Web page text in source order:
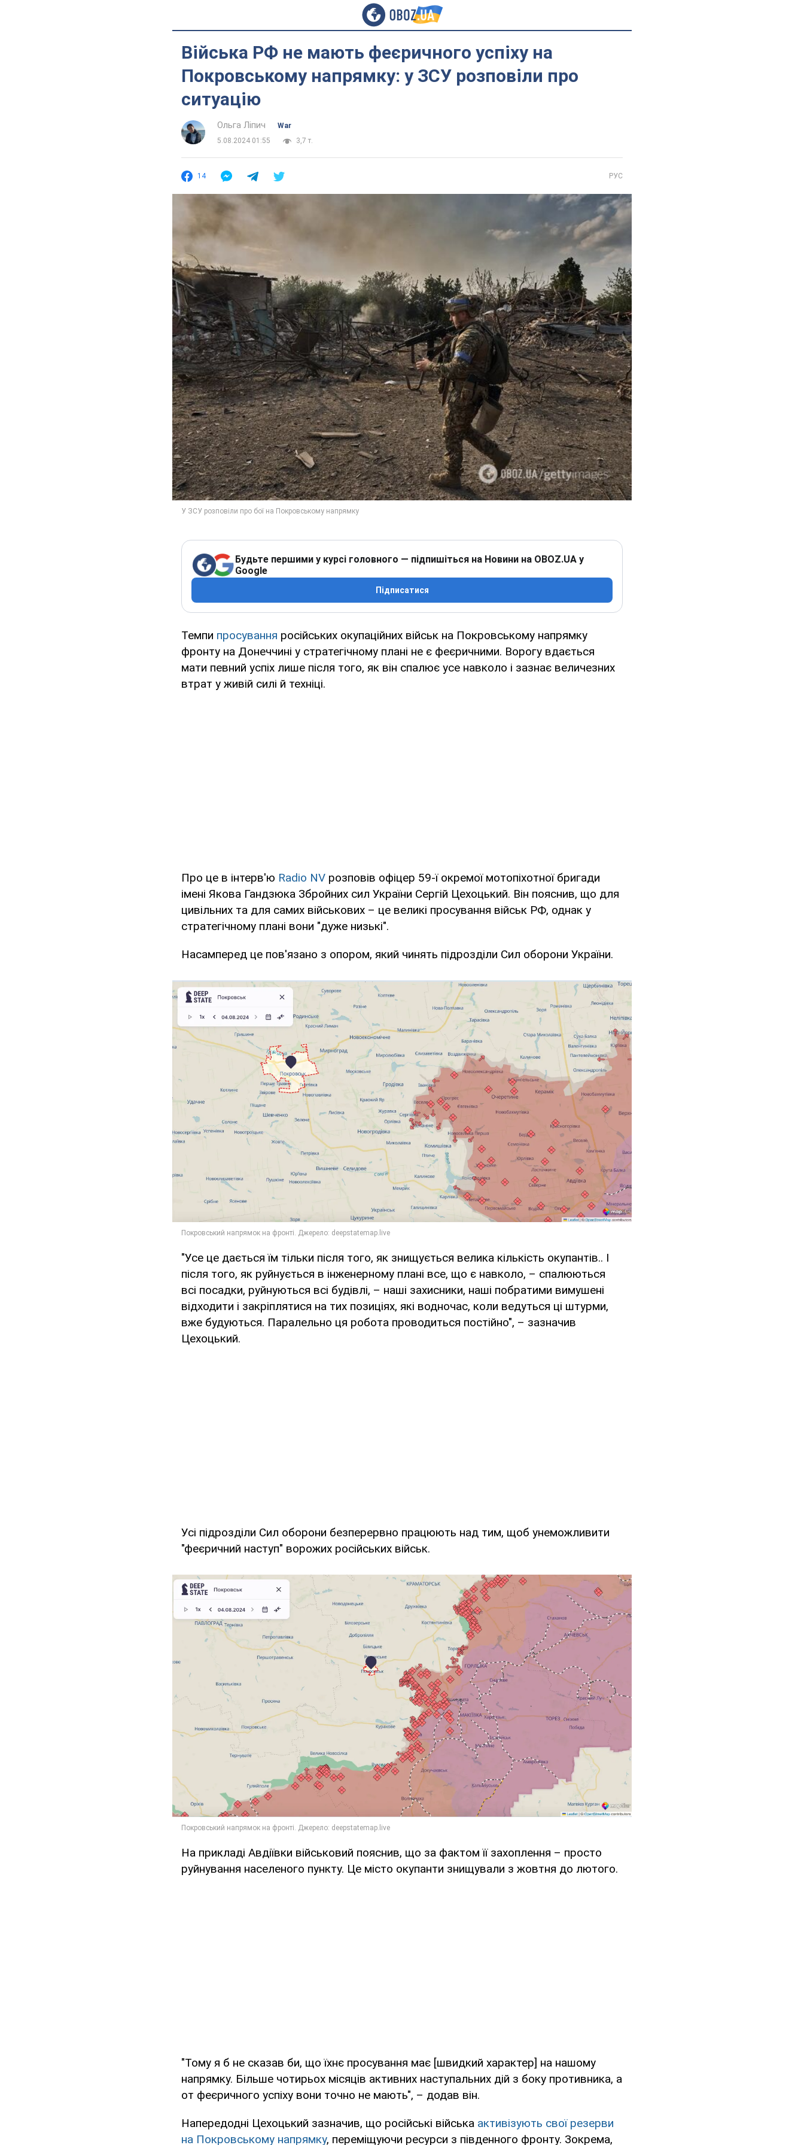
Війська РФ не мають феєричного успіху на
Покровському напрямку: у ЗСУ розповіли про
ситуацію
Ольга Ліпич
War
5.08.2024 01:55
3,7 т.
14 РУС
Будьте першими у курсі головного — підпишіться на Новини на OBOZ.UA у
Google
Підписатися
Темпи просування російських окупаційних військ на Покровському напрямку
фронту на Донеччині у стратегічному плані не є феєричними. Ворогу вдається
мати певний успіх лише після того, як він спалює усе навколо і зазнає величезних
втрат у живій силі й техніці.
Про це в інтерв'ю Radio NV розповів офіцер 59-ї окремої мотопіхотної бригади
імені Якова Гандзюка Збройних сил України Сергій Цехоцький. Він пояснив, що для
цивільних та для самих військових – це великі просування військ РФ, однак у
стратегічному плані вони "дуже низькі".
Насамперед це пов'язано з опором, який чинять підрозділи Сил оборони України.
"Усе це дається їм тільки після того, як знищується велика кількість окупантів.. І
після того, як руйнується в інженерному плані все, що є навколо, – спалюються
всі посадки, руйнуються всі будівлі, – наші захисники, наші побратими вимушені
відходити і закріплятися на тих позиціях, які водночас, коли ведуться ці штурми,
вже будуються. Паралельно ця робота проводиться постійно", – зазначив
Цехоцький.
Усі підрозділи Сил оборони безперервно працюють над тим, щоб унеможливити
"феєричний наступ" ворожих російських військ.
На прикладі Авдіївки військовий пояснив, що за фактом її захоплення – просто
руйнування населеного пункту. Це місто окупанти знищували з жовтня до лютого.
"Тому я б не сказав би, що їхнє просування має [швидкий характер] на нашому
напрямку. Більше чотирьох місяців активних наступальних дій з боку противника, а
от феєричного успіху вони точно не мають", – додав він.
Напередодні Цехоцький зазначив, що російські війська активізують свої резерви
на Покровському напрямку, переміщуючи ресурси з південного фронту. Зокрема,